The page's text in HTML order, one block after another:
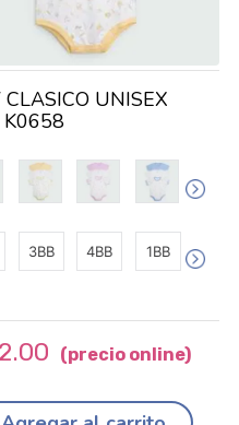
3BB 4BB 1BB
CLASICO UNISEX
K0658
.00